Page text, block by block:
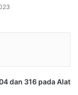
dan 316 pada Alat